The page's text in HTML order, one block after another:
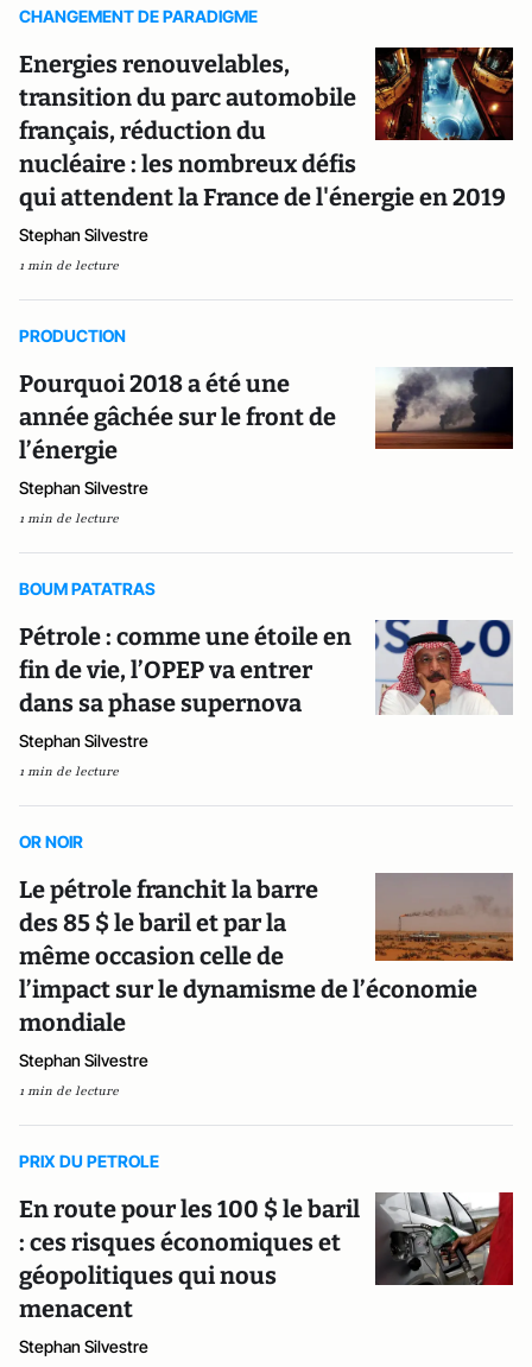
CHANGEMENT DE PARADIGME
Energies renouvelables,
transition du parc automobile
français, réduction du
nucléaire : les nombreux défis
qui attendent la France de l'énergie en 2019
Stephan Silvestre
1 min de lecture
PRODUCTION
Pourquoi 2018 a été une
année gâchée sur le front de
l’énergie
Stephan Silvestre
1 min de lecture
BOUM PATATRAS
Pétrole : comme une étoile en
fin de vie, l’OPEP va entrer
dans sa phase supernova
Stephan Silvestre
1 min de lecture
OR NOIR
Le pétrole franchit la barre
des 85 $ le baril et par la
même occasion celle de
l’impact sur le dynamisme de l’économie
mondiale
Stephan Silvestre
1 min de lecture
PRIX DU PETROLE
En route pour les 100 $ le baril
: ces risques économiques et
géopolitiques qui nous
menacent
Stephan Silvestre